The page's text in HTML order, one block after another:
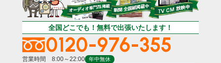
全国どこでも！無料で出張いたします！
0120-976-355
営業時間 8:00～22:00 年中無休